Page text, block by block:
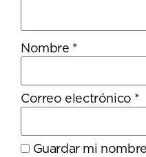
Nombre *
Correo electrónico *
Guardar mi